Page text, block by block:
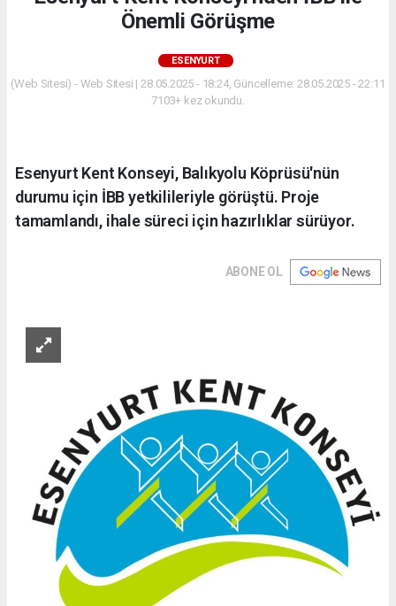
Önemli Görüşme
ESENYURT
(Web Sitesi) - Web Sitesi | 28.05.2025 - 18:24, Güncelleme: 28.05.2025 - 22:11
7103+ kez okundu.
Esenyurt Kent Konseyi, Balıkyolu Köprüsü'nün
durumu için İBB yetkilileriyle görüştü. Proje
tamamlandı, ihale süreci için hazırlıklar sürüyor.
ABONE OL